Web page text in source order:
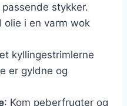
stykker.
i en varm wok
kyllingestrimlerne
er gyldne og
: Kom peberfrugter og